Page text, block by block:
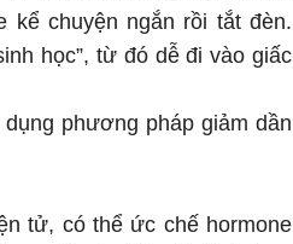
kể chuyện ngắn rồi tắt đèn.
học”, từ đó dễ đi vào giấc
phương pháp giảm dần
tử, có thể ức chế hormone